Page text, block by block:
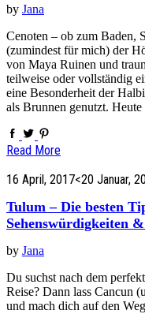
by Jana
Cenoten – ob zum Baden,
(zumindest für mich) der
von Maya Ruinen und
teilweise oder vollständig
eine Besonderheit der
als Brunnen genutzt.
Read More
16 April, 2017<20 Januar,
Tulum – Die besten
Sehenswürdigkeiten
by Jana
Du suchst nach dem
Reise? Dann lass Cancun
und mach dich auf den